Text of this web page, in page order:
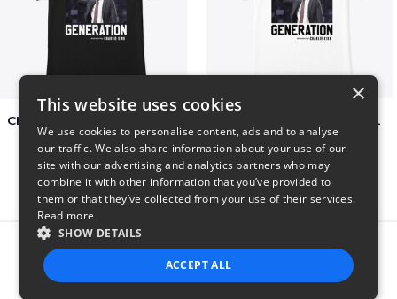
$41
Charlie Kirk A Voice For His Generation
$7
Report this product
×
This website uses cookies
We use cookies to personalise content, ads and to analyse
our traffic. We also share information about your use of our
site with our advertising and analytics partners who may
combine it with other information that you’ve provided to
them or that they’ve collected from your use of their services.
Read more
SHOW DETAILS
ACCEPT ALL